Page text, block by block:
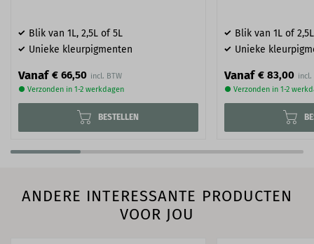
Blik van 1L, 2,5L of 5L
Unieke kleurpigmenten
Vanaf € 66,50
● Verzonden in 1-2 werkdagen
BESTELLEN
Blik van 1L of 2,5L
Unieke
Vanaf € 83,00
● Verzonden in 1-2
ANDERE INTERESSANTE PRODUCTEN
VOOR JOU